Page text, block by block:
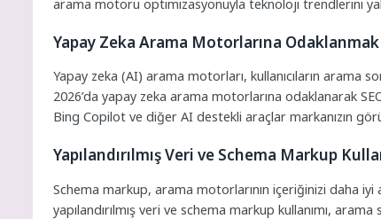
arama motoru optimizasyonuyla teknoloji trendlerini
Yapay Zeka Arama Motorlarına Odaklanmak
Yapay zeka (AI) arama motorları, kullanıcıların arama
2026’da yapay zeka arama motorlarına odaklanarak
Bing Copilot ve diğer AI destekli araçlar markanızın
Yapılandırılmış Veri ve Schema Markup
Schema markup, arama motorlarının içeriğinizi daha iyi
yapılandırılmış veri ve schema markup kullanımı,